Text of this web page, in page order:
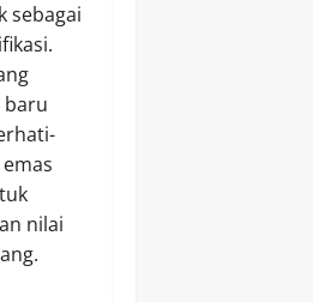
sebagai
baru
nilai